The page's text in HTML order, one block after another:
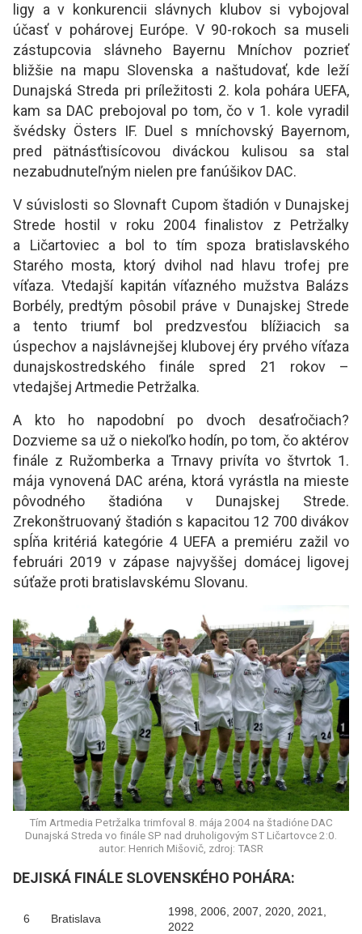
ligy a v konkurencii slávnych klubov si vybojoval
účasť v pohárovej Európe. V 90-rokoch sa museli
zástupcovia slávneho Bayernu Mníchov pozrieť
bližšie na mapu Slovenska a naštudovať, kde leží
Dunajská Streda pri príležitosti 2. kola pohára UEFA,
kam sa DAC prebojoval po tom, čo v 1. kole vyradil
švédsky Östers IF. Duel s mníchovský Bayernom,
pred pätnásťtisícovou diváckou kulisou sa stal
nezabudnuteľným nielen pre fanúšikov DAC.
V súvislosti so Slovnaft Cupom štadión v Dunajskej
Strede hostil v roku 2004 finalistov z Petržalky
a Ličartoviec a bol to tím spoza bratislavského
Starého mosta, ktorý dvihol nad hlavu trofej pre
víťaza. Vtedajší kapitán víťazného mužstva Balázs
Borbély, predtým pôsobil práve v Dunajskej Strede
a tento triumf bol predzvesťou blížiacich sa
úspechov a najslávnejšej klubovej éry prvého víťaza
dunajskostredského finále spred 21 rokov –
vtedajšej Artmedie Petržalka.
A kto ho napodobní po dvoch desaťročiach?
Dozvieme sa už o niekoľko hodín, po tom, čo aktérov
finále z Ružomberka a Trnavy privíta vo štvrtok 1.
mája vynovená DAC aréna, ktorá vyrástla na mieste
pôvodného štadióna v Dunajskej Strede.
Zrekonštruovaný štadión s kapacitou 12 700 divákov
spĺňa kritériá kategórie 4 UEFA a premiéru zažil vo
februári 2019 v zápase najvyššej domácej ligovej
súťaže proti bratislavskému Slovanu.
Tím Artmedia Petržalka trimfoval 8. mája 2004 na štadióne DAC
Dunajská Streda vo finále SP nad druholigovým ST Ličartovce 2:0.
autor: Henrich Mišovič, zdroj: TASR
DEJISKÁ FINÁLE SLOVENSKÉHO POHÁRA:
6 Bratislava
1998, 2006, 2007, 2020, 2021,
2022